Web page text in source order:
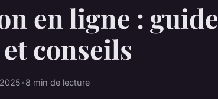
en ligne : guide
conseils
•8 min de lecture